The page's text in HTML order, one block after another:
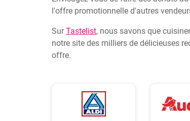
l'offre promotionnelle d'autres
SurTastelist, nous savons que
notre site des milliers de délicieuses
offre.